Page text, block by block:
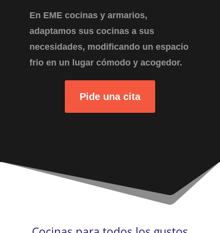
En EME cocinas y armarios,
adaptamos sus cocinas a sus
necesidades, modificando un espacio
frio en un lugar cómodo y acogedor.
Pide una cita